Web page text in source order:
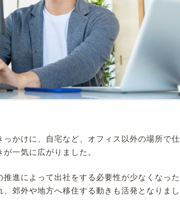
かけに、自宅など、オフィス以外の場所で仕
一気に広がりました。
進によって出社をする必要性が少なくなった
郊外や地方へ移住する動きも活発となりまし